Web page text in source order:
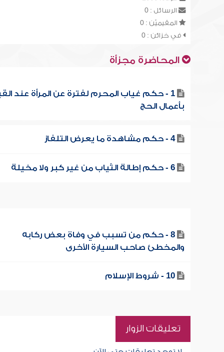
الرسائل : 0
المقيميّن : 0
في خزائن : 0
المحاضرة مجزأة
1 - حكم غياب المحرم لفترة عن المرأة عند
بأعمال الحج
4 - حكم مشاهدة ما يعرض التلفاز
6 - حكم إطالة الثياب من غير كبر ولا مخيلة
8 - حكم من تسبب في وفاة بعض ركابه
والمخطئ صاحب السيارة الأخرى
10 - شروط الإسلام
تعليقات الزوار